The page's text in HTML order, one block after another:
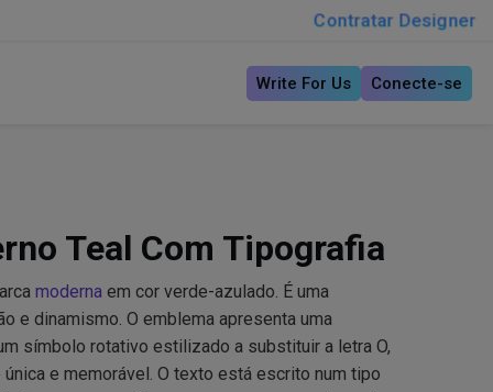
Contratar Designer
Write For Us Conecte-se
Teal Com Tipografia
moderna em cor verde-azulado. É uma
e dinamismo. O emblema apresenta uma
símbolo rotativo estilizado a substituir a letra O,
e memorável. O texto está escrito num tipo